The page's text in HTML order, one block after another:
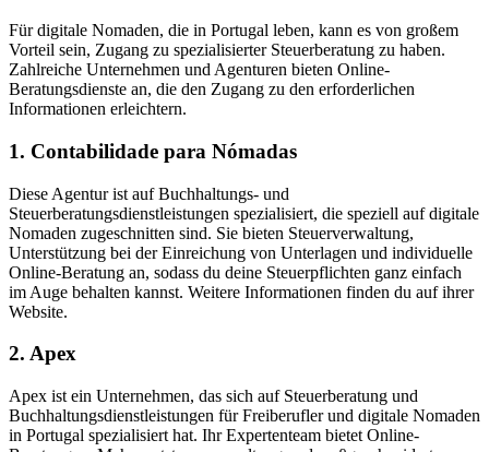
Für digitale Nomaden, die in Portugal leben, kann es von großem
Vorteil sein, Zugang zu spezialisierter Steuerberatung zu haben.
Zahlreiche Unternehmen und Agenturen bieten Online-
Beratungsdienste an, die den Zugang zu den erforderlichen
Informationen erleichtern.
1. Contabilidade para Nómadas
Diese Agentur ist auf Buchhaltungs- und
Steuerberatungsdienstleistungen spezialisiert, die speziell auf digitale
Nomaden zugeschnitten sind. Sie bieten Steuerverwaltung,
Unterstützung bei der Einreichung von Unterlagen und individuelle
Online-Beratung an, sodass du deine Steuerpflichten ganz einfach
im Auge behalten kannst. Weitere Informationen finden du auf ihrer
Website.
2. Apex
Apex ist ein Unternehmen, das sich auf Steuerberatung und
Buchhaltungsdienstleistungen für Freiberufler und digitale Nomaden
in Portugal spezialisiert hat. Ihr Expertenteam bietet Online-